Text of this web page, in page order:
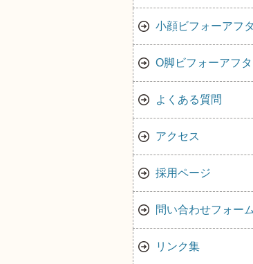
小顔ビフォーアフ
O脚ビフォーアフ
よくある質問
アクセス
採用ページ
問い合わせフォーム
リンク集